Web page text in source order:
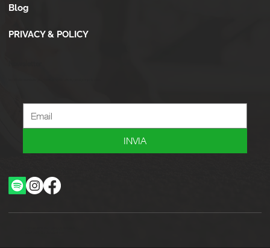
Blog
PRIVACY & POLICY
INVIA